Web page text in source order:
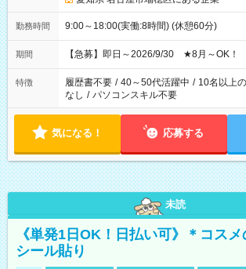
勤務時間 9:00～18:00(実働:8時間) (休憩60分)
期間 【急募】即日～2026/9/30 ★8月～OK！
特徴 履歴書不要 / 40～50代活躍中 / 10名以上
なし / パソコンスキル不要
気になる！ 応募する
未読
《単発1日OK！日払い可》＊コス
シール貼り